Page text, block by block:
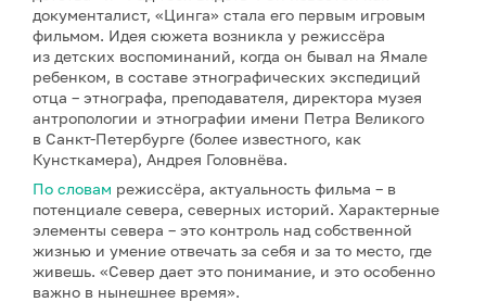
документалист, «Цинга» стала его первым игровым
фильмом. Идея сюжета возникла у режиссёра
из детских воспоминаний, когда он бывал на Ямале
ребенком, в составе этнографических экспедиций
отца – этнографа, преподавателя, директора музея
антропологии и этнографии имени Петра Великого
в Санкт-Петербурге (более известного, как
Кунсткамера), Андрея Головнёва.
По словам режиссёра, актуальность фильма – в
потенциале севера, северных историй. Характерные
элементы севера – это контроль над собственной
жизнью и умение отвечать за себя и за то место, где
живешь. «Север дает это понимание, и это особенно
важно в нынешнее время».